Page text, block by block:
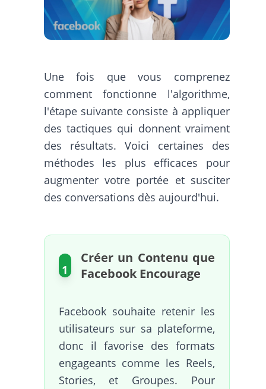
Une fois que vous comprenez
comment fonctionne l'algorithme,
l'étape suivante consiste à appliquer
des tactiques qui donnent vraiment
des résultats. Voici certaines des
méthodes les plus efficaces pour
augmenter votre portée et susciter
des conversations dès aujourd'hui.
1
Créer un Contenu que
Facebook Encourage
Facebook souhaite retenir les
utilisateurs sur sa plateforme,
donc il favorise des formats
engageants comme les Reels,
Stories, et Groupes. Pour